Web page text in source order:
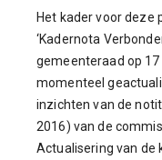
Het kader voor deze
‘Kadernota
gemeenteraad op
momenteel
inzichten van de
2016) van de
Actualisering van de